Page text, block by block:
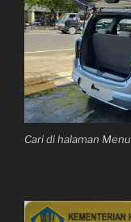
Cari di halaman Menu